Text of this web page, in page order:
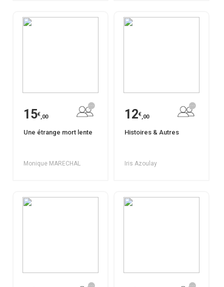
15€,00
Une étrange mort lente
Monique MARECHAL
12€,00
Histoires & Autres
Iris Azoulay